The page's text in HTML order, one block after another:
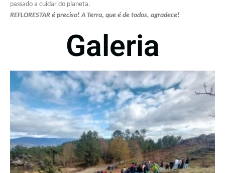
passado a cuidar do planeta.
REFLORESTAR é preciso! A Terra, que é de todos, agradece!
Galeria